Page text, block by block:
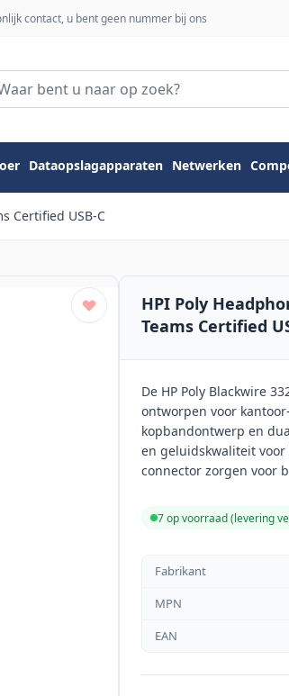
contact, u bent geen nummer bij ons
Dataopslagapparaten Netwerken
Certified USB-C
HPI Poly
Teams Certified
De HP Poly Blackwire
ontworpen voor
kopbandontwerp en
en geluidskwaliteit voor
connector zorgen voor
7 op voorraad (levering
Fabrikant
MPN
EAN